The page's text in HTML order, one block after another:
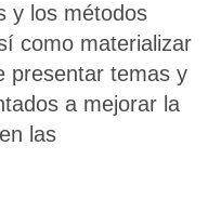
y los métodos
como materializar
presentar temas y
a mejorar la
las